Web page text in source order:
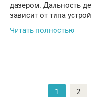
дазером. Дальность
зависит от типа
Читать полностью
1 2